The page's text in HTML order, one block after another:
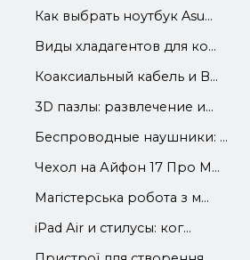
Как выбрать ноутбук Asu...
Виды хладагентов для ко...
Коаксиальный кабель и В...
3D пазлы: развлечение и...
Беспроводные наушники: ...
Чехол на Айфон 17 Про М...
Магістерська робота з м...
iРad Аir и стилусы: ког...